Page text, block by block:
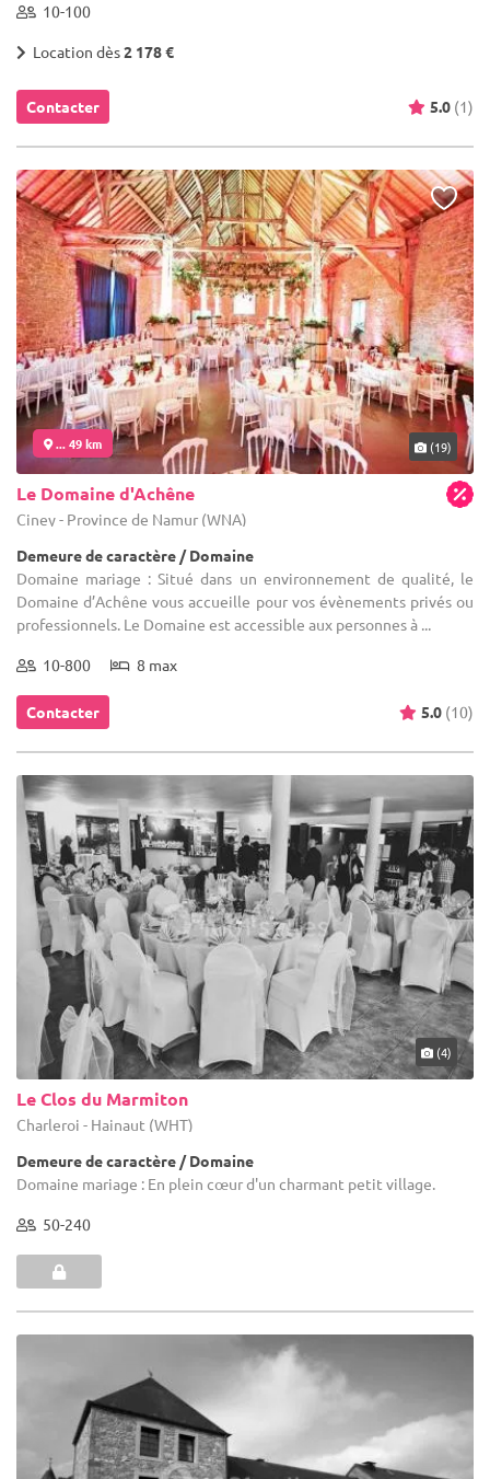
10-100
Location dès2 178 €
Contacter 5.0 (1)
... 49 km (19)
Le Domaine d'Achêne
Ciney - Province de Namur (WNA)
Demeure de caractère / Domaine
Domaine mariage : Situé dans un environnement de qualité, le
Domaine d’Achêne vous accueille pour vos évènements privés ou
professionnels. Le Domaine est accessible aux personnes à ...
10-800 8 max
Contacter 5.0 (10)
(4)
Le Clos du Marmiton
Charleroi - Hainaut (WHT)
Demeure de caractère / Domaine
Domaine mariage : En plein cœur d'un charmant petit village.
50-240